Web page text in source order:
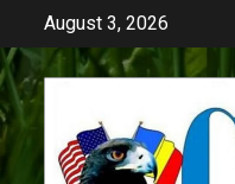
content
August 3, 2026